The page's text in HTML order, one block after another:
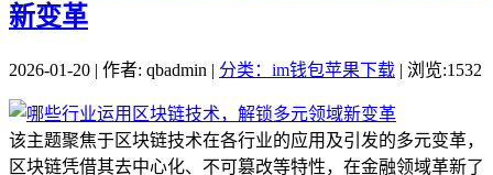
新变革
2026-01-20 | 作者: qbadmin | 分类：im钱包苹果下载 | 浏览:1532
该主题聚焦于区块链技术在各行业的应用及引发的多元变革，
区块链凭借其去中心化、不可篡改等特性，在金融领域革新了